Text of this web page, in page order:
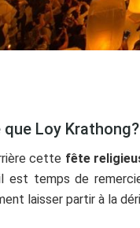
que Loy Krathong?
cette fête
temps de
laisser partir à la